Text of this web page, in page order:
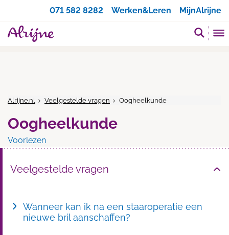
071 582 8282
Werken&Leren MijnAlrijne
Alrijne.nl Veelgestelde vragen Oogheelkunde
Oogheelkunde
Voorlezen
Veelgestelde vragen
Wanneer kan ik na een staaroperatie een
nieuwe bril aanschaffen?